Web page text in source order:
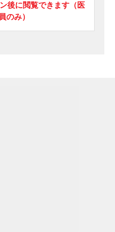
後に閲覧できます（医
のみ）